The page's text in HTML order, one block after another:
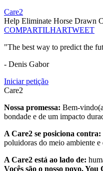
Care2
Help Eliminate Horse Drawn
COMPARTILHARTWEET
"The best way to predict the
- Denis Gabor
Iniciar petição
Care2
Nossa promessa: Bem-
bondade e de um impacto
A Care2 se posiciona contra:
poluidoras do meio ambiente e
A Care2 está ao lado de:
Vocês são o nosso povo.